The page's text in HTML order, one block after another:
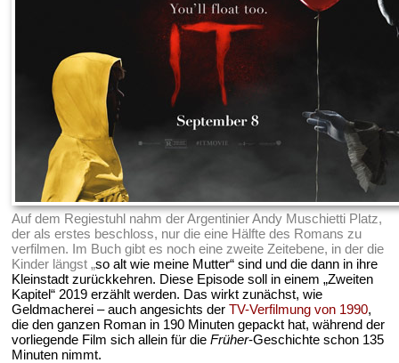
Auf dem Regiestuhl nahm der Argentinier Andy Muschietti Platz,
der als erstes beschloss, nur die eine Hälfte des Romans zu
verfilmen. Im Buch gibt es noch eine zweite Zeitebene, in der die
Kinder längst „so alt wie meine Mutter“ sind und die dann in ihre
Kleinstadt zurückkehren. Diese Episode soll in einem „Zweiten
Kapitel“ 2019 erzählt werden. Das wirkt zunächst, wie
Geldmacherei – auch angesichts derTV-Verfilmung von 1990,
die den ganzen Roman in 190 Minuten gepackt hat, während der
vorliegende Film sich allein für dieFrüher-Geschichte schon 135
Minuten nimmt.